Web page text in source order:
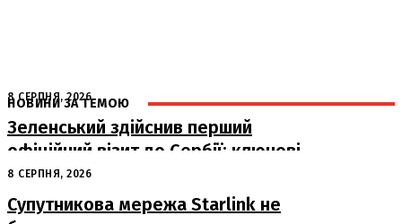
НОВИНИ ЗА ТЕМОЮ
8 СЕРПНЯ, 2026
Зеленський здійснив перший
офіційний візит до Сербії: ключові
переговори з Вучичем
8 СЕРПНЯ, 2026
Супутникова мережа Starlink не